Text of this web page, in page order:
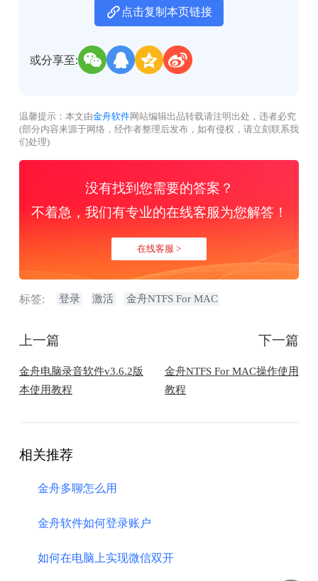
点击复制本页链接
或分享至:
温馨提示：本文由金舟软件网站编辑出品转载请注明出处，违者必究
(部分内容来源于网络，经作者整理后发布，如有侵权，请立刻联系我
们处理)
没有找到您需要的答案？
不着急，我们有专业的在线客服为您解答！
在线客服 >
标签: 登录 激活 金舟NTFS For MAC
上一篇
金舟电脑录音软件v3.6.2版
本使用教程
下一篇
金舟NTFS For MAC操作使用
教程
相关推荐
金舟多聊怎么用
金舟软件如何登录账户
如何在电脑上实现微信双开